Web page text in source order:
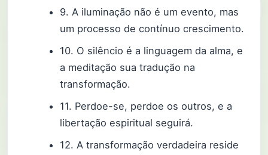
9. A iluminação não é um evento, mas
um processo de contínuo crescimento.
10. O silêncio é a linguagem da alma, e
a meditação sua tradução na
transformação.
11. Perdoe-se, perdoe os outros, e a
libertação espiritual seguirá.
12. A transformação verdadeira reside